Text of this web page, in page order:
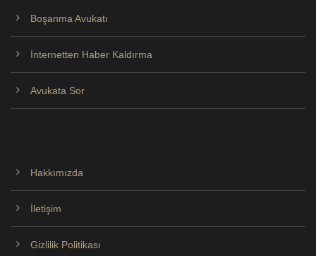
Boşanma Avukatı
İnternetten Haber Kaldırma
Avukata Sor
Hakkımızda
İletişim
Gizlilik Politikası